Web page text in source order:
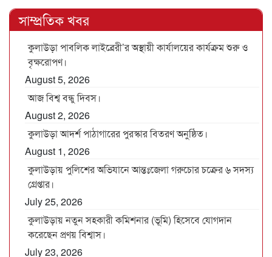
সাম্প্রতিক খবর
কুলাউড়া পাবলিক লাইব্রেরী’র অস্থায়ী কার্যালয়ের কার্যক্রম শুরু ও
বৃক্ষরোপণ।
August 5, 2026
আজ বিশ্ব বন্ধু দিবস।
August 2, 2026
কুলাউড়া আদর্শ পাঠাগারের পুরস্কার বিতরণ অনুষ্ঠিত।
August 1, 2026
কুলাউড়ায় পুলিশের অভিযানে আন্তঃজেলা গরুচোর চক্রের ৬ সদস্য
গ্রেপ্তার।
July 25, 2026
কুলাউড়ায় নতুন সহকারী কমিশনার (ভূমি) হিসেবে যোগদান
করেছেন প্রণয় বিশ্বাস।
July 23, 2026